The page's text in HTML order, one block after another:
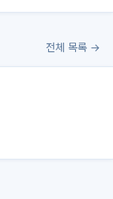
전체 목록 →